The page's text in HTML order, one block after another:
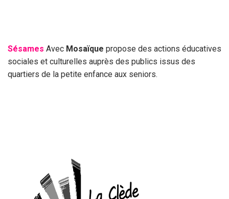
Sésames Avec Mosaïque propose des actions éducatives
sociales et culturelles auprès des publics issus des
quartiers de la petite enfance aux seniors.